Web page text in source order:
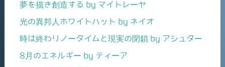
夢を描き創造する by マイトレーヤ
光の異邦人ホワイトハット by ネイオ
時は終わりノータイムと現実の閉鎖 by アシュター
8月のエネルギー by ティーア